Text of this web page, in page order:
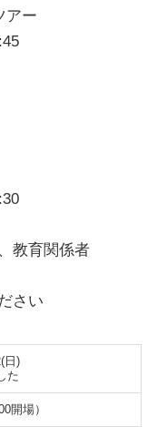
アー
教育関係者
さい
日)
た
開場）